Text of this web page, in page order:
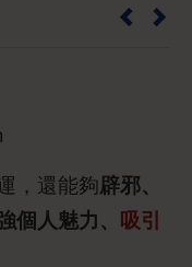
，還能夠辟邪、
人魅力、 吸引